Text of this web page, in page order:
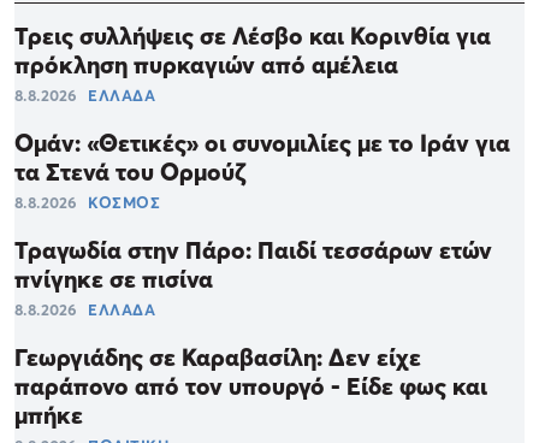
Τρεις συλλήψεις σε Λέσβο και Κορινθία για
πρόκληση πυρκαγιών από αμέλεια
8.8.2026 ΕΛΛΑΔΑ
Ομάν: «Θετικές» οι συνομιλίες με το Ιράν για
τα Στενά του Ορμούζ
8.8.2026 ΚΟΣΜΟΣ
Τραγωδία στην Πάρο: Παιδί τεσσάρων ετών
πνίγηκε σε πισίνα
8.8.2026 ΕΛΛΑΔΑ
Γεωργιάδης σε Καραβασίλη: Δεν είχε
παράπονο από τον υπουργό - Είδε φως και
μπήκε